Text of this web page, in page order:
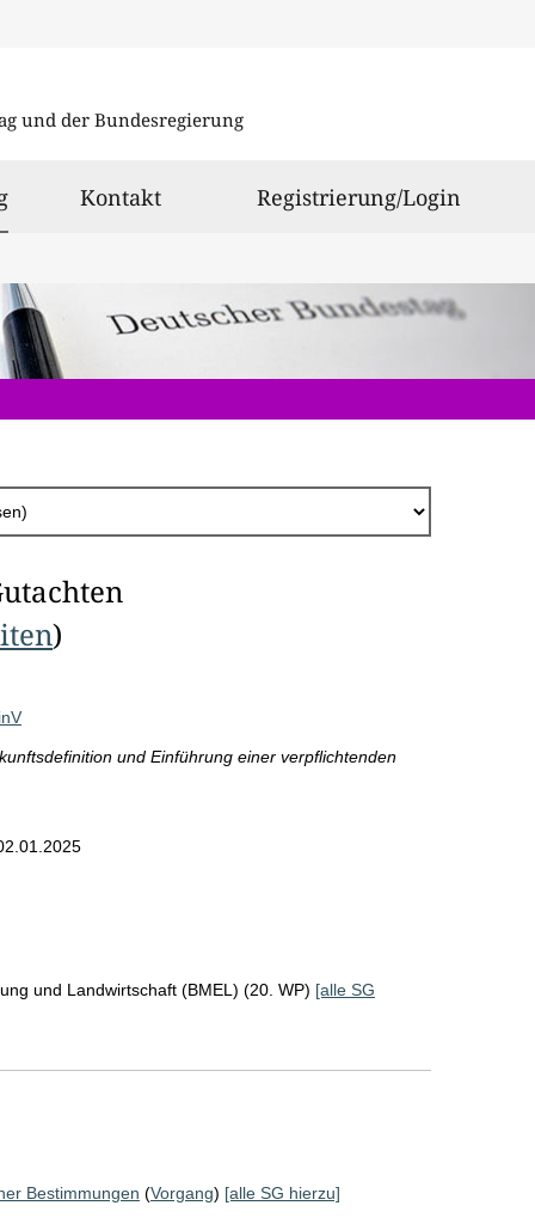
und der Bundesregierung
ausgewählt
Kontakt Registrierung/Login
)
und Einführung einer verpflichtenden
und Landwirtschaft (BMEL) (20. WP) [alle SG
Bestimmungen (Vorgang) [alle SG hierzu]